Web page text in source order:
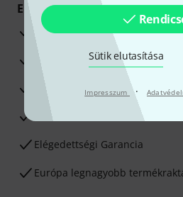
Sütik elutasítása
Impresszum ·
Előnyök
3 éves Thomann-garancia
30 napos pénzvisszafizetési
Javítás/Szervizelés
Hozzáértők szaktanácsadása
Elégedettségi Garancia
Európa legnagyobb